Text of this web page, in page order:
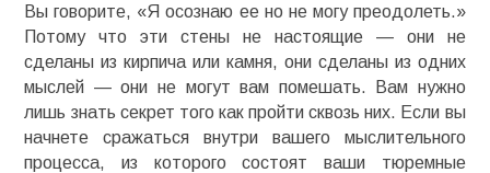
Вы говорите, «Я осознаю ее но не могу преодолеть.»
Потому что эти стены не настоящие — они не
сделаны из кирпича или камня, они сделаны из одних
мыслей — они не могут вам помешать. Вам нужно
лишь знать секрет того как пройти сквозь них. Если вы
начнете сражаться внутри вашего мыслительного
процесса, из которого состоят ваши тюремные